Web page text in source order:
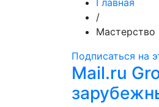
Главная
/
Мастерство
Подписаться на
Mail.ru